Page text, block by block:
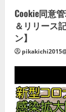
Cookie同意
＆リリース
ン】